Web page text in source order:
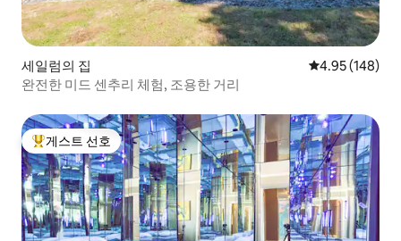
세일럼의 집 평점 4.95점(5
4.95 (148)
완전한 미드 센추리 체험, 조용한 거리
상위 게스트 선호
게스트 선호